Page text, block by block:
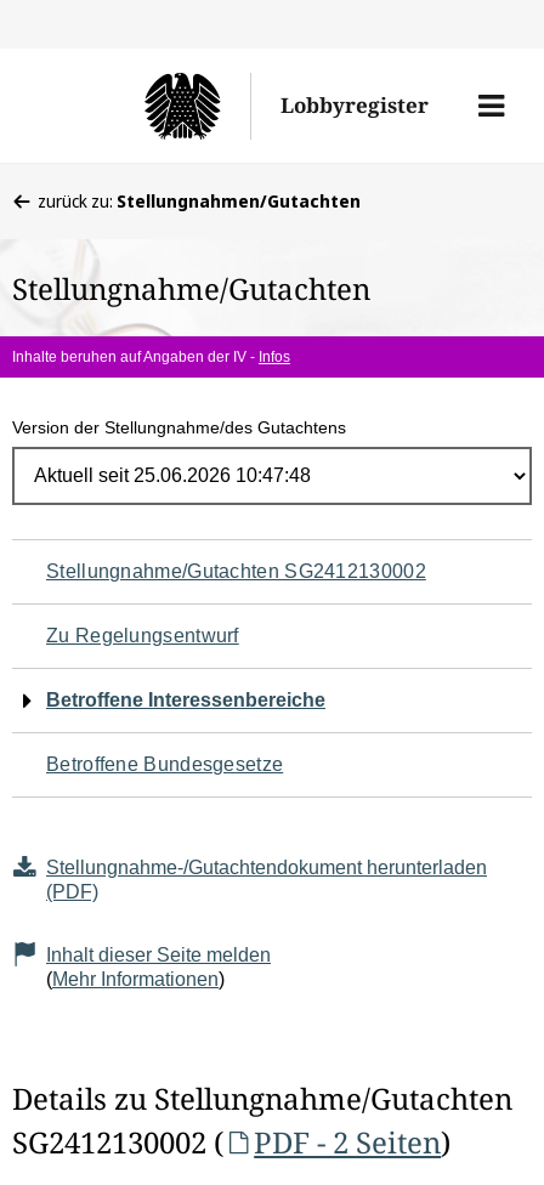
Lobbyregister
Menü
befinden
hier:
zurück zu: Stellungnahmen/Gutachten
Stellungnahme/Gutachten
Inhalte beruhen auf Angaben der IV - Infos
Version der Stellungnahme/des Gutachtens
Navigation
für
den
Seiteninhalt
Stellungnahme/Gutachten SG2412130002
Zu Regelungsentwurf
Betroffene Interessenbereiche
Betroffene Bundesgesetze
Stellungnahme-/Gutachtendokument herunterladen
(PDF)
Inhalt dieser Seite melden
(Mehr Informationen)
Details zu Stellungnahme/Gutachten
SG2412130002 (
PDF - 2 Seiten)